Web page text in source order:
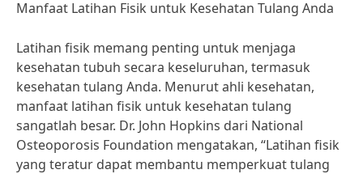
Manfaat Latihan Fisik untuk Kesehatan Tulang Anda
Latihan fisik memang penting untuk menjaga
kesehatan tubuh secara keseluruhan, termasuk
kesehatan tulang Anda. Menurut ahli kesehatan,
manfaat latihan fisik untuk kesehatan tulang
sangatlah besar. Dr. John Hopkins dari National
Osteoporosis Foundation mengatakan, “Latihan fisik
yang teratur dapat membantu memperkuat tulang